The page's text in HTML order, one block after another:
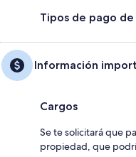
Tipos de pago
Información
Cargos
Se te solicitará que
propiedad, que